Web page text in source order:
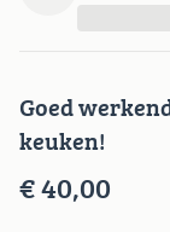
Goed
keuken!
€ 40,00